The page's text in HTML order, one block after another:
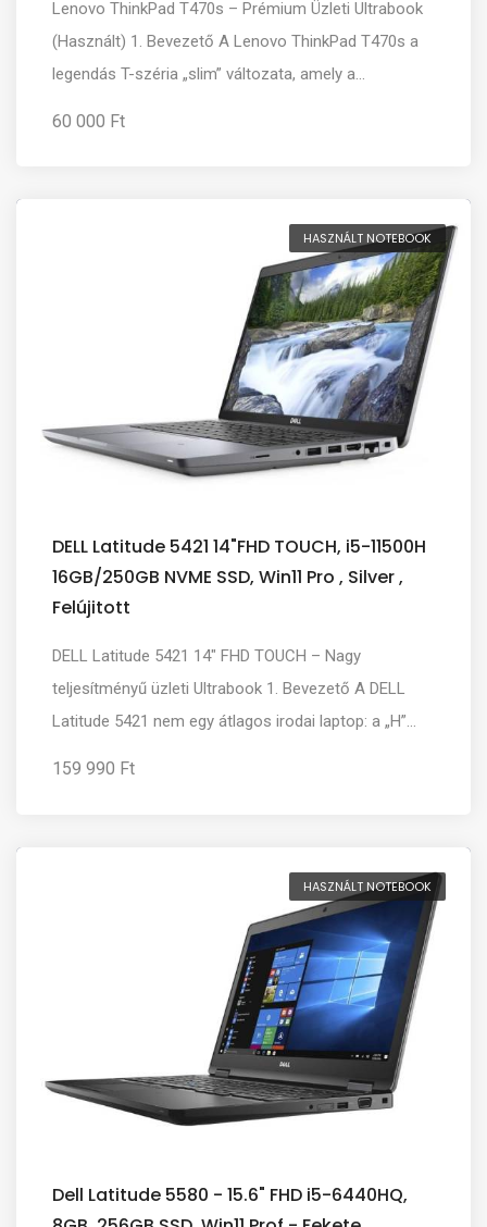
Lenovo ThinkPad T470s – Prémium Üzleti Ultrabook
(Használt) 1. Bevezető A Lenovo ThinkPad T470s a
legendás T-széria „slim” változata, amely a...
60 000 Ft
HASZNÁLT NOTEBOOK
DELL Latitude 5421 14"FHD TOUCH, i5-11500H
16GB/250GB NVME SSD, Win11 Pro , Silver ,
Felújitott
DELL Latitude 5421 14" FHD TOUCH – Nagy
teljesítményű üzleti Ultrabook 1. Bevezető A DELL
Latitude 5421 nem egy átlagos irodai laptop: a „H”...
159 990 Ft
HASZNÁLT NOTEBOOK
Dell Latitude 5580 - 15.6" FHD i5-6440HQ,